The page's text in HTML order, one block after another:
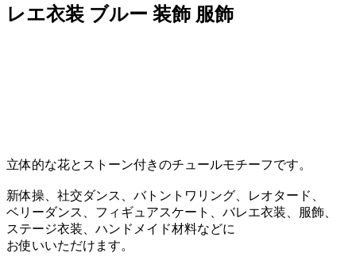
レエ衣装 ブルー 装飾 服飾
立体的な花とストーン付きのチュールモチーフです。
新体操、社交ダンス、バトントワリング、レオタード、
ベリーダンス、フィギュアスケート、バレエ衣装、服飾、
ステージ衣装、ハンドメイド材料などに
お使いいただけます。